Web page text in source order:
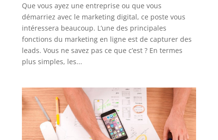
Que vous ayez une entreprise ou que vous
démarriez avec le marketing digital, ce poste vous
intéressera beaucoup. L’une des principales
fonctions du marketing en ligne est de capturer des
leads. Vous ne savez pas ce que c’est ? En termes
plus simples, les...